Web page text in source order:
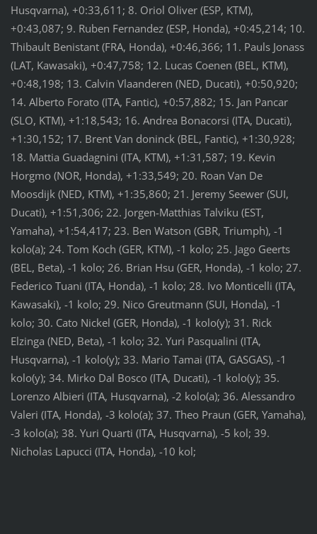
Husqvarna), +0:33,611; 8. Oriol Oliver (ESP, KTM),
+0:43,087; 9. Ruben Fernandez (ESP, Honda), +0:45,214; 10.
Thibault Benistant (FRA, Honda), +0:46,366; 11. Pauls Jonass
(LAT, Kawasaki), +0:47,758; 12. Lucas Coenen (BEL, KTM),
+0:48,198; 13. Calvin Vlaanderen (NED, Ducati), +0:50,920;
14. Alberto Forato (ITA, Fantic), +0:57,882; 15. Jan Pancar
(SLO, KTM), +1:18,543; 16. Andrea Bonacorsi (ITA, Ducati),
+1:30,152; 17. Brent Van doninck (BEL, Fantic), +1:30,928;
18. Mattia Guadagnini (ITA, KTM), +1:31,587; 19. Kevin
Horgmo (NOR, Honda), +1:33,549; 20. Roan Van De
Moosdijk (NED, KTM), +1:35,860; 21. Jeremy Seewer (SUI,
Ducati), +1:51,306; 22. Jorgen-Matthias Talviku (EST,
Yamaha), +1:54,417; 23. Ben Watson (GBR, Triumph), -1
kolo(a); 24. Tom Koch (GER, KTM), -1 kolo; 25. Jago Geerts
(BEL, Beta), -1 kolo; 26. Brian Hsu (GER, Honda), -1 kolo; 27.
Federico Tuani (ITA, Honda), -1 kolo; 28. Ivo Monticelli (ITA,
Kawasaki), -1 kolo; 29. Nico Greutmann (SUI, Honda), -1
kolo; 30. Cato Nickel (GER, Honda), -1 kolo(y); 31. Rick
Elzinga (NED, Beta), -1 kolo; 32. Yuri Pasqualini (ITA,
Husqvarna), -1 kolo(y); 33. Mario Tamai (ITA, GASGAS), -1
kolo(y); 34. Mirko Dal Bosco (ITA, Ducati), -1 kolo(y); 35.
Lorenzo Albieri (ITA, Husqvarna), -2 kolo(a); 36. Alessandro
Valeri (ITA, Honda), -3 kolo(a); 37. Theo Praun (GER, Yamaha),
-3 kolo(a); 38. Yuri Quarti (ITA, Husqvarna), -5 kol; 39.
Nicholas Lapucci (ITA, Honda), -10 kol;